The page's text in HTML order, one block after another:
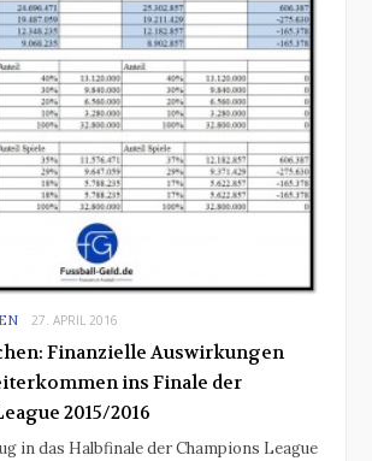
27. APRIL 2016
Finanzielle Auswirkungen
ins Finale der
2015/2016
in das Halbfinale der Champions League